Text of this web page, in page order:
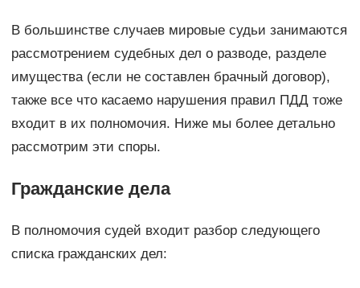
В большинстве случаев мировые судьи занимаются
рассмотрением судебных дел о разводе, разделе
имущества (если не составлен брачный договор),
также все что касаемо нарушения правил ПДД тоже
входит в их полномочия. Ниже мы более детально
рассмотрим эти споры.
Гражданские дела
В полномочия судей входит разбор следующего
списка гражданских дел: